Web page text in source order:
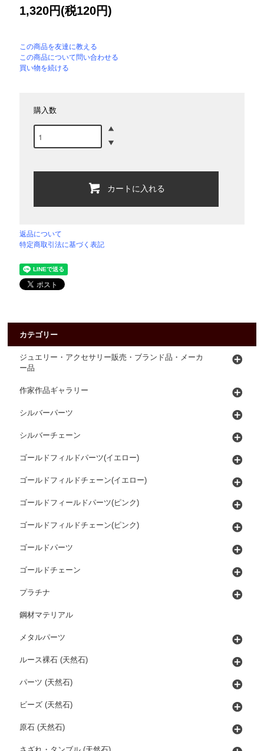
1,320円(税120円)
この商品を友達に教える
この商品について問い合わせる
買い物を続ける
購入数
カートに入れる
返品について
特定商取引法に基づく表記
カテゴリー
ジュエリー・アクセサリー販売・ブランド品・メーカ
ー品
作家作品ギャラリー
シルバーパーツ
シルバーチェーン
ゴールドフィルドパーツ(イエロー)
ゴールドフィルドチェーン(イエロー)
ゴールドフィールドパーツ(ピンク)
ゴールドフィルドチェーン(ピンク)
ゴールドパーツ
ゴールドチェーン
プラチナ
鋼材マテリアル
メタルパーツ
ルース裸石 (天然石)
パーツ (天然石)
ビーズ (天然石)
原石 (天然石)